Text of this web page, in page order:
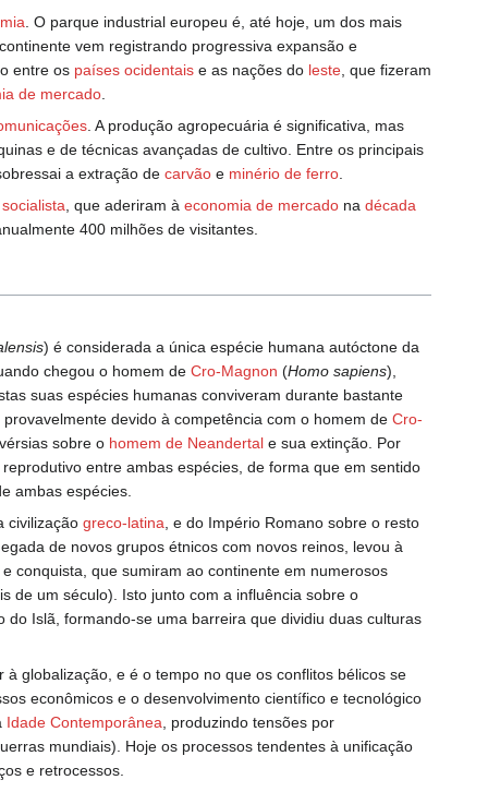
. O parque industrial europeu é, até hoje, um dos mais
vem registrando progressiva expansão e
entre os países ocidentais e as nações do leste , que fizeram
de mercado
. A produção agropecuária é significativa, mas
e de técnicas avançadas de cultivo. Entre os principais
a extração de carvão e minério de ferro
socialista , que aderiram à economia de mercado na década
400 milhões de visitantes.
) é considerada a única espécie humana autóctone da
chegou o homem de Cro-Magnon (Homo sapiens),
suas espécies humanas conviveram durante bastante
devido à competência com o homem de Cro-
sobre o homem de Neandertale sua extinção. Por
entre ambas espécies, de forma que em sentido
ambas espécies.
civilização greco-latina , e do Império Romano sobre o resto
de novos grupos étnicos com novos reinos, levou à
conquista, que sumiram ao continente em numerosos
de um século). Isto junto com a influência sobre o
Islã, formando-se uma barreira que dividiu duas culturas
globalização, e é o tempo no que os conflitos bélicos se
econômicos e o desenvolvimento científico e tecnológico
Idade Contemporânea , produzindo tensões por
mundiais). Hoje os processos tendentes à unificação
e retrocessos.